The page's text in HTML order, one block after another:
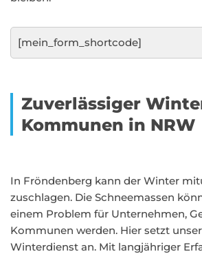
[mein_form_shortcode]
Zuverlässiger
Kommunen in NRW
In Fröndenberg kann der Winter
zuschlagen. Die Schneemassen
einem Problem für Unternehmen,
Kommunen werden. Hier setzt
Winterdienst an. Mit langjähriger